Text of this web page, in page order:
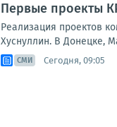
Первые проекты
Реализация проектов
Хуснуллин. В Донецке,
СМИ Сегодня, 09:05